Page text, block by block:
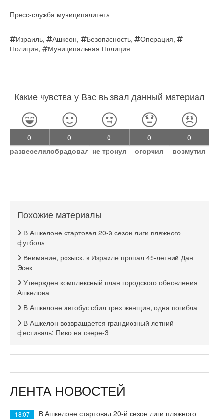
Пресс-служба муниципалитета
Израиль, Ашкеон, Безопасность, Операция,
Полиция, Муниципальная Полиция
Какие чувства у Вас вызвал данный материал
0
развеселил
0
обрадовал
0
не тронул
0
огорчил
0
возмутил
Похожие материалы
В Ашкелоне стартовал 20-й сезон лиги пляжного
футбола
Внимание, розыск: в Израиле пропал 45-летний Дан
Эсек
Утвержден комплексный план городского обновления
Ашкелона
В Ашкелоне автобус сбил трех женщин, одна погибла
В Ашкелон возвращается грандиозный летний
фестиваль: Пиво на озере-3
ЛЕНТА НОВОСТЕЙ
18:07
В Ашкелоне стартовал 20-й сезон лиги пляжного